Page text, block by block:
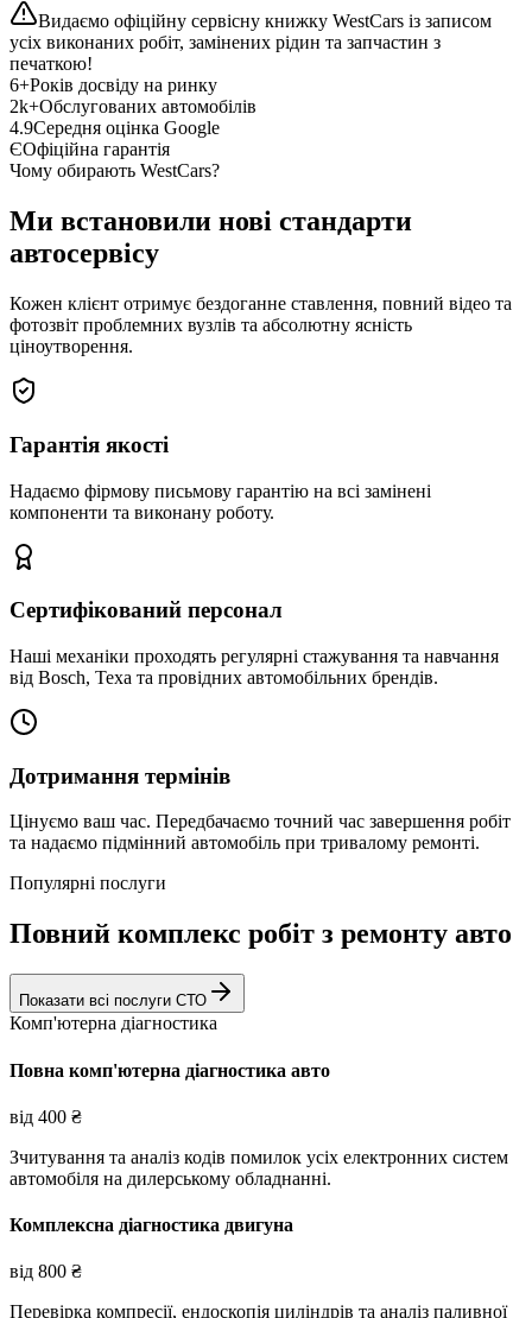
Видаємо офіційну сервісну книжку WestCars із записом
усіх виконаних робіт, замінених рідин та запчастин з
печаткою!
6+Років досвіду на ринку
2k+Обслугованих автомобілів
4.9Середня оцінка Google
ЄОфіційна гарантія
Чому обирають WestCars?
Ми встановили нові стандарти
автосервісу
Кожен клієнт отримує бездоганне ставлення, повний відео та
фотозвіт проблемних вузлів та абсолютну ясність
ціноутворення.
Гарантія якості
Надаємо фірмову письмову гарантію на всі замінені
компоненти та виконану роботу.
Сертифікований персонал
Наші механіки проходять регулярні стажування та навчання
від Bosch, Texa та провідних автомобільних брендів.
Дотримання термінів
Цінуємо ваш час. Передбачаємо точний час завершення робіт
та надаємо підмінний автомобіль при тривалому ремонті.
Популярні послуги
Повний комплекс робіт з ремонту авто
Показати всі послуги СТО
Комп'ютерна діагностика
Повна комп'ютерна діагностика авто
від 400 ₴
Зчитування та аналіз кодів помилок усіх електронних систем
автомобіля на дилерському обладнанні.
Комплексна діагностика двигуна
від 800 ₴
Перевірка компресії, ендоскопія циліндрів та аналіз паливної